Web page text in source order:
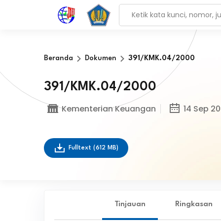
Beranda Dokumen 391/KMK.04/2000
391/KMK.04/2000
Kementerian Keuangan 14 Sep
Fulltext (612 MB)
Tinjauan Ringkasan